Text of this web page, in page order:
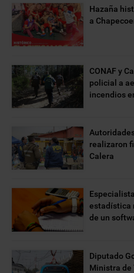
Hazaña
a
CONAF y
policial a
incendios
realizaron
Calera
estadística
de un
Diputado
Ministra de